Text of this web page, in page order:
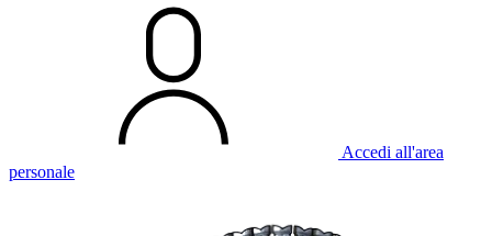
Accedi all'area
personale